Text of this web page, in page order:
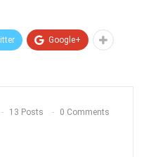
Google+
13 Posts 0 Comments